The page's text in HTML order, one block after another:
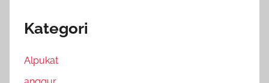
Kategori
Alpukat